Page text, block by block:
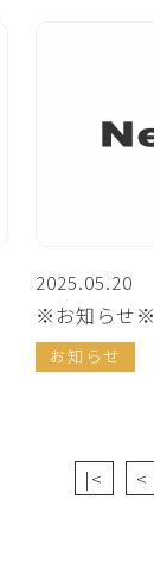
2025.05.20
※お知らせ※
お知らせ
|< <